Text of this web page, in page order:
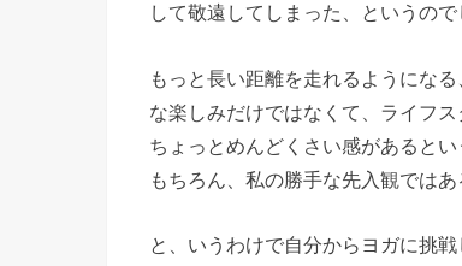
して敬遠してしまった、というので
もっと長い距離を走れるようにな
な楽しみだけではなくて、ライフ
ちょっとめんどくさい感があるとい
もちろん、私の勝手な先入観ではあ
と、いうわけで自分からヨガに挑